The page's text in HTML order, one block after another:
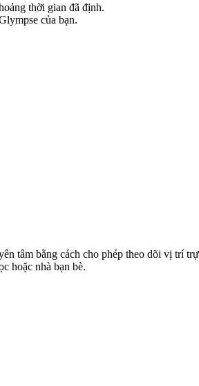
thời gian đã định.
của bạn.
tâm bằng cách cho phép theo dõi vị trí
hoặc nhà bạn bè.